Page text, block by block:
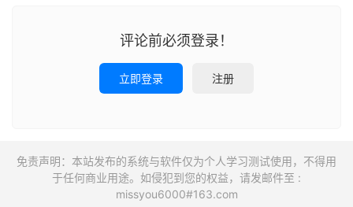
评论前必须登录！
立即登录 注册
免责声明：本站发布的系统与软件仅为个人学习测试使用，不得用
于任何商业用途。如侵犯到您的权益，请发邮件至 :
missyou6000#163.com